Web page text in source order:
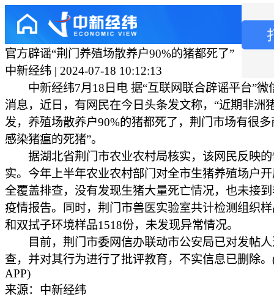
官方辟谣“荆门养殖场散养户90%的猪都死了”
中新经纬 | 2024-07-18 10:12:13
中新经纬7月18日电 据“互联网联合辟谣平台”微
消息，近日，有网民在今日头条发文称，“近期非洲
发，养殖场散养户90%的猪都死了，荆门市场有很
感染猪瘟的死猪”。
据湖北省荆门市农业农村局核实，该网民反映的
实。今年上半年农业农村部门对全市生猪养殖场户
全覆盖排查，没有发现生猪大量死亡情况，也未接
疫情报告。同时，荆门市兽医实验室共计检测组织
和双拭子环境样品1518份，未发现异常情况。
目前，荆门市委网信办联动市公安局已对发帖人
查，并对其行为进行了批评教育，不实信息已删除
APP)
来源：中新经纬